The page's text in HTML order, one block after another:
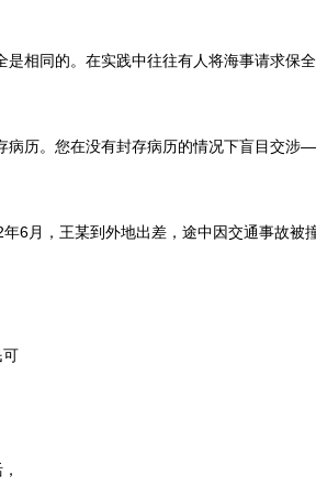
同的。在实践中往往有人将海事请求保
历。您在没有封存病历的情况下盲目交
月，王某到外地出差，途中因交通事故被
可